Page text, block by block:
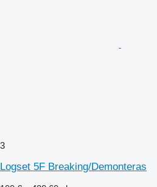
3
Logset 5F Breaking/Demonteras